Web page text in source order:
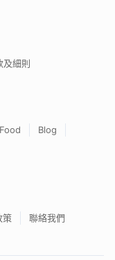
及細則
Food
Blog
策 聯絡我們